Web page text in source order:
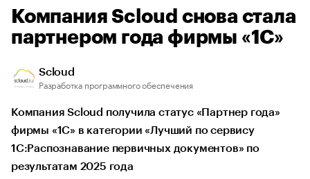
Компания Scloud снова стала
партнером года фирмы «1С»
Scloud
Разработка программного обеспечения
Компания Scloud получила статус «Партнер года»
фирмы «1С» в категории «Лучший по сервису
1С:Распознавание первичных документов» по
результатам 2025 года